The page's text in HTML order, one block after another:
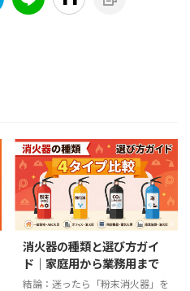
消火器の種類と選び方ガイ
ド｜家庭用から業務用まで
結論：迷ったら「粉末消火器」を